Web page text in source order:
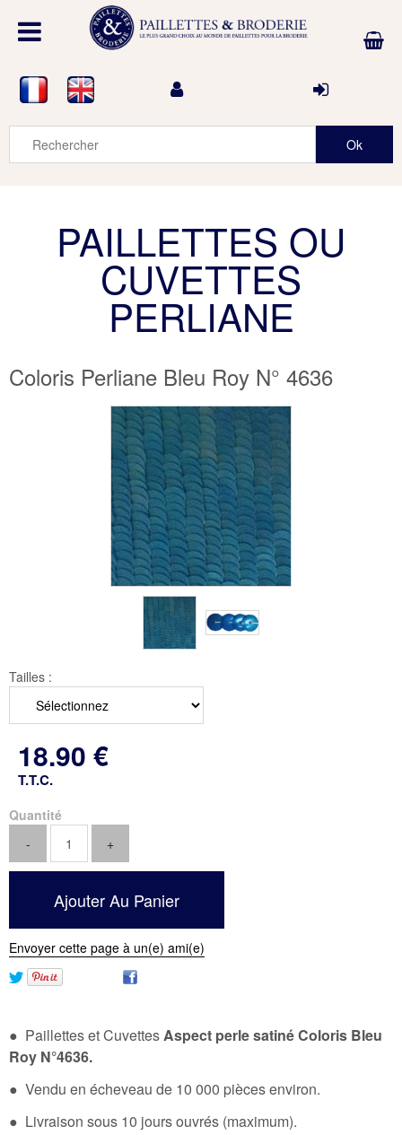
PAILLETTES OU
CUVETTES
PERLIANE
Coloris Perliane Bleu Roy N° 4636
Tailles :
18.90 €
T.T.C.
Quantité
Envoyer cette page à un(e) ami(e)
● Paillettes et CuvettesAspect perle satiné Coloris Bleu
Roy N°4636.
● Vendu en écheveau de 10 000 pièces environ.
● Livraison sous 10 jours ouvrés (maximum).